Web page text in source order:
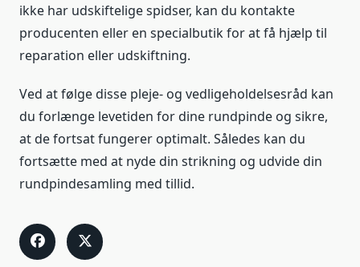
ikke har udskiftelige spidser, kan du kontakte
producenten eller en specialbutik for at få hjælp til
reparation eller udskiftning.
Ved at følge disse pleje- og vedligeholdelsesråd kan
du forlænge levetiden for dine rundpinde og sikre,
at de fortsat fungerer optimalt. Således kan du
fortsætte med at nyde din strikning og udvide din
rundpindesamling med tillid.